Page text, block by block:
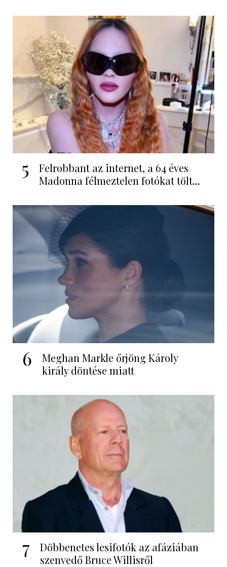
5
Felrobbant az internet, a 64 éves
Madonna félmeztelen fotókat tölt...
6
Meghan Markle őrjöng Károly
király döntése miatt
7
Döbbenetes lesifotók az afáziában
szenvedő Bruce Willisről